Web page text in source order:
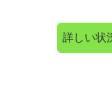
詳しい状